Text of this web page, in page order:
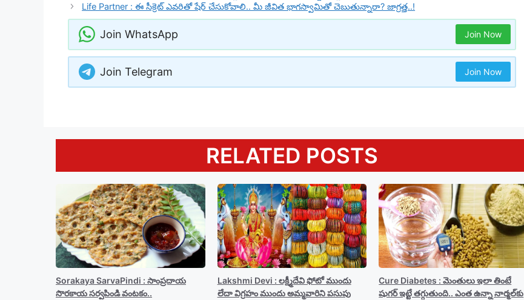
Life Partner : ఈ సీక్రెట్ ఎవరితో షేర్ చేసుకోవాలి.. మీ జీవిత భాగస్వామితో చెబుతున్నారా? జాగ్రత్త..!
Join WhatsApp Join Now
Join Telegram Join Now
RELATED POSTS
Sorakaya SarvaPindi : సాంప్రదాయ
సొరకాయ సర్వపిండి వంటకం..
Lakshmi Devi : లక్ష్మీదేవి ఫోటో ముందు
లేదా విగ్రహం ముందు అమ్మవారిని పసుపు
Cure Diabetes : మెంతులు ఇలా తింటే
షుగర్ ఇట్టే తగ్గుతుంది.. ఎంత ఉన్నా నార్మల్‍కు